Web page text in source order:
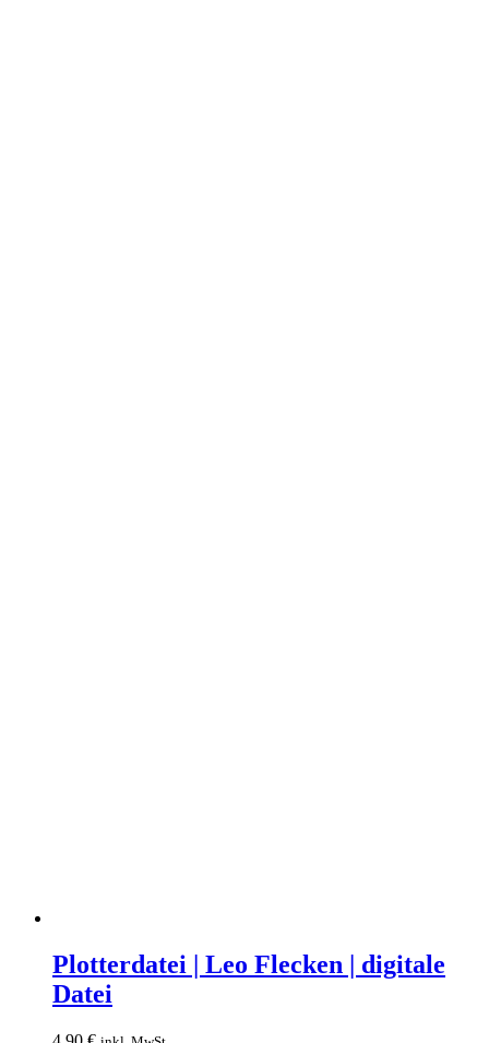
|
Leo
Flecken
digitale
Plotterdatei | Leo Flecken | digitale
Datei